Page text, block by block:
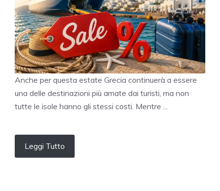
Anche per questa estate Grecia continuerà a essere
una delle destinazioni più amate dai turisti, ma non
tutte le isole hanno gli stessi costi. Mentre ...
Leggi Tutto